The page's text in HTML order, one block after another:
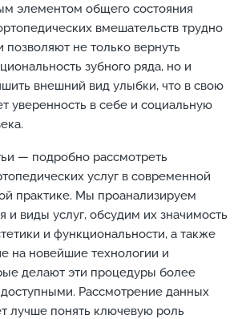
элементом общего состояния
вмешательств трудно
позволяют не только вернуть
зубного ряда, но и
внешний вид улыбки, что в свою
уверенность в себе и социальную
— подробно рассмотреть
услуг в современной
практике. Мы проанализируем
и виды услуг, обсудим их значимость
и функциональности, а также
на новейшие технологии и
делают эти процедуры более
Рассмотрение данных
лучше понять ключевую роль